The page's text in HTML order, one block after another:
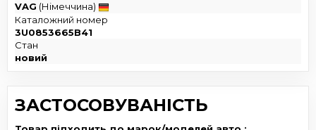
VAG (Німеччина)
Каталожний номер
3U0853665B41
Стан
новий
ЗАСТОСОВУВАНІСТЬ